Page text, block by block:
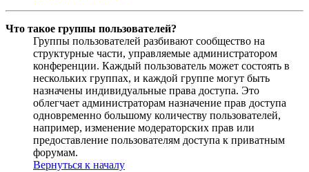
Что такое группы пользователей?
Группы пользователей разбивают сообщество на
структурные части, управляемые администратором
конференции. Каждый пользователь может состоять в
нескольких группах, и каждой группе могут быть
назначены индивидуальные права доступа. Это
облегчает администраторам назначение прав доступа
одновременно большому количеству пользователей,
например, изменение модераторских прав или
предоставление пользователям доступа к приватным
форумам.
Вернуться к началу